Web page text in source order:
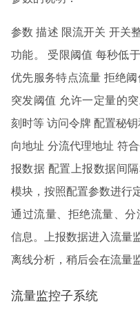
参数 描述 限流开关 开关
功能。 受限阈值 每秒低
优先服务特点流量 拒绝
突发阈值 允许一定量的
刻时等 访问令牌 配置秘
向地址 分流代理地址 符
报数据 配置上报数据间
模块，按照配置参数进行
通过流量、拒绝流量、
信息。上报数据进入流量
离线分析，稍后会在流量
流量监控子系统